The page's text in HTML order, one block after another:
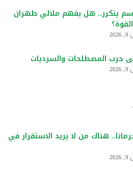
يتكرر.. هل يفهم ملالي طهران
حرب المصطلحات والسرديات
هناك من لا يريد الاستقرار في